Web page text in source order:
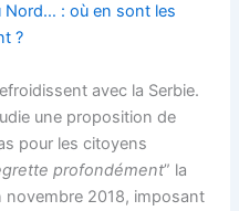
Nord… : où en sont les
?
avec la Serbie.
une proposition de
pour les citoyens
profondément” la
novembre 2018, imposant